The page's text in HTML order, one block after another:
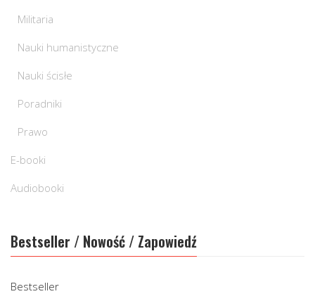
Militaria
Nauki humanistyczne
Nauki ścisłe
Poradniki
Prawo
E-booki
Audiobooki
Bestseller / Nowość / Zapowiedź
Bestseller